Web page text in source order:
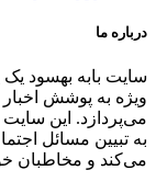
درباره ما
سایت بابه بهسود
ویژه به پوشش اخبار
می‌پردازد. این سایت
به تبیین مسائل
می‌کند و مخاطبان